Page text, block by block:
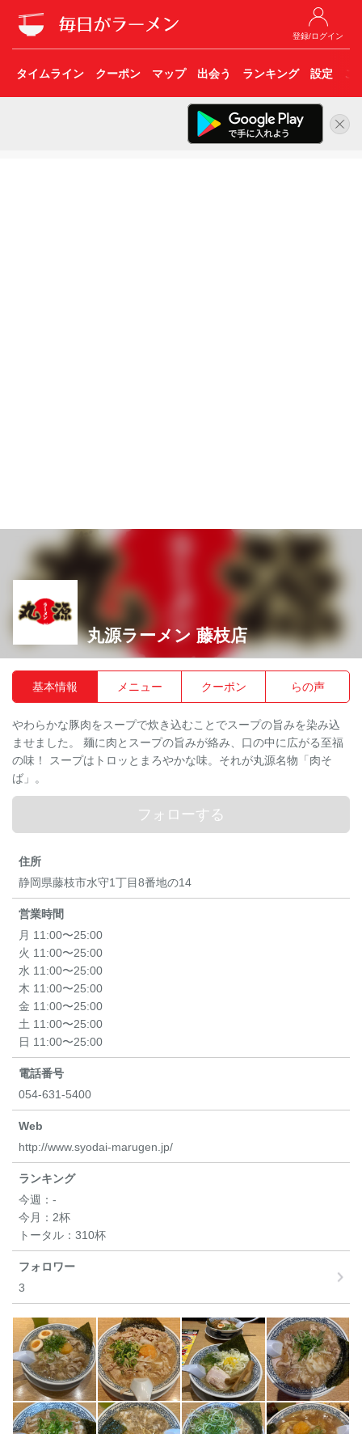
登録/ログイン
タイムライン クーポン マップ 出会う ランキング 設定 こ
丸源ラーメン 藤枝店
基本情報 メニュー クーポン らの声
やわらかな豚肉をスープで炊き込むことでスープの旨みを染み込
ませました。 麺に肉とスープの旨みが絡み、口の中に広がる至福
の味！ スープはトロッとまろやかな味。それが丸源名物「肉そ
ば」。
フォローする
住所
静岡県藤枝市水守1丁目8番地の14
営業時間
月 11:00〜25:00
火 11:00〜25:00
水 11:00〜25:00
木 11:00〜25:00
金 11:00〜25:00
土 11:00〜25:00
日 11:00〜25:00
電話番号
054-631-5400
Web
http://www.syodai-marugen.jp/
ランキング
今週： -
今月： 2杯
トータル： 310杯
フォロワー
3